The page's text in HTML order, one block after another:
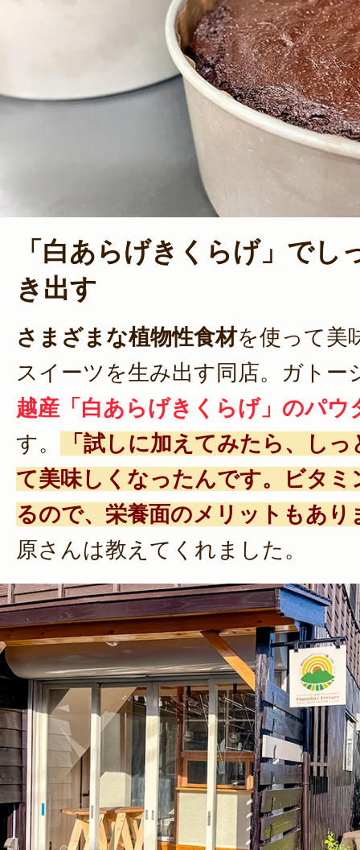
「白あらげきくらげ」でし
き出す
さまざまな植物性食材を使って美
スイーツを生み出す同店。ガトー
越産「白あらげきくらげ」のパウ
す。
「試しに加えてみたら、し
て美味しくなったんです。ビタミ
るので、栄養面のメリットもあり
原さんは教えてくれました。